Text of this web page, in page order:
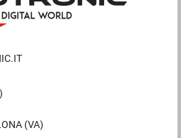
(VA)